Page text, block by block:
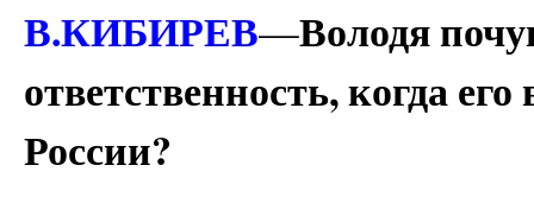
В.КИБИРЕВ—Володя
ответственность, когда
России?